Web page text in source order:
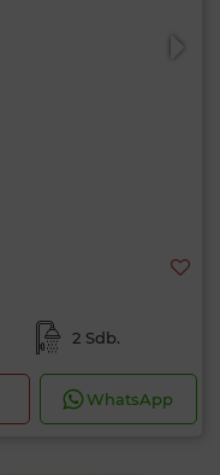
2 Sdb.
WhatsApp